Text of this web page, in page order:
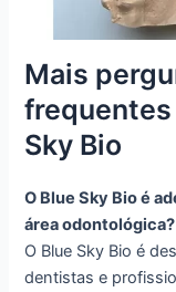
Mais
frequentes
Sky Bio
O Blue Sky Bio é
área odontológica?
O Blue Sky Bio é
dentistas e